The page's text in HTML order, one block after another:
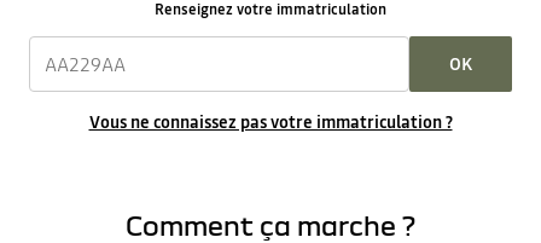
Renseignez votre immatriculation
OK
Vous ne connaissez pas votre immatriculation ?
Comment ça marche ?